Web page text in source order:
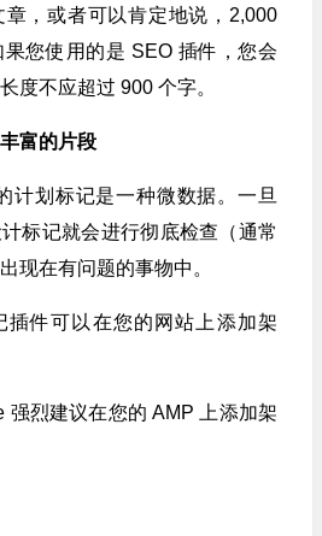
，或者可以肯定地说，2,000
您使用的是 SEO 插件，您会
度不应超过 900 个字。
富的片段
计划标记是一种微数据。一旦
标记就会进行彻底检查（通常
现在有问题的事物中。
插件可以在您的网站上添加架
强烈建议在您的 AMP 上添加架